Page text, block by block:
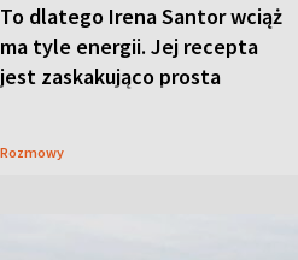
To dlatego Irena Santor wciąż
ma tyle energii. Jej recepta
jest zaskakująco prosta
Rozmowy